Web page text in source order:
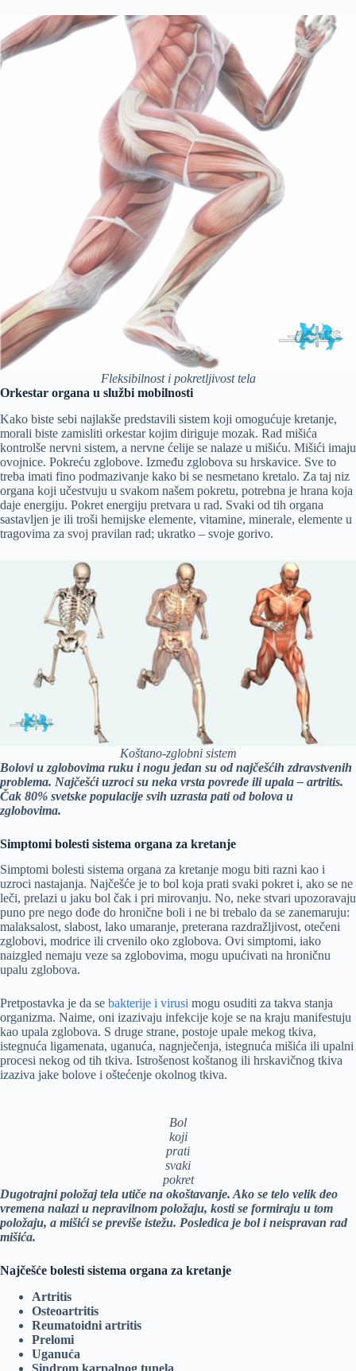
Fleksibilnost i pokretljivost tela
Orkestar organa u službi mobilnosti
Kako biste sebi najlakše predstavili sistem koji omogućuje kretanje,
morali biste zamisliti orkestar kojim diriguje mozak. Rad mišića
kontrolše nervni sistem, a nervne ćelije se nalaze u mišiću. Mišići imaju
ovojnice. Pokreću zglobove. Između zglobova su hrskavice. Sve to
treba imati fino podmazivanje kako bi se nesmetano kretalo. Za taj niz
organa koji učestvuju u svakom našem pokretu, potrebna je hrana koja
daje energiju. Pokret energiju pretvara u rad. Svaki od tih organa
sastavljen je ili troši hemijske elemente, vitamine, minerale, elemente u
tragovima za svoj pravilan rad; ukratko – svoje gorivo.
Koštano-zglobni sistem
Bolovi u zglobovima ruku i nogu jedan su od najčešćih zdravstvenih
problema. Najčešći uzroci su neka vrsta povrede ili upala – artritis.
Čak 80% svetske populacije svih uzrasta pati od bolova u
zglobovima.
Simptomi bolesti sistema organa za kretanje
Simptomi bolesti sistema organa za kretanje mogu biti razni kao i
uzroci nastajanja. Najčešće je to bol koja prati svaki pokret i, ako se ne
leči, prelazi u jaku bol čak i pri mirovanju. No, neke stvari upozoravaju
puno pre nego dođe do hronične boli i ne bi trebalo da se zanemaruju:
malaksalost, slabost, lako umaranje, preterana razdražljivost, otečeni
zglobovi, modrice ili crvenilo oko zglobova. Ovi simptomi, iako
naizgled nemaju veze sa zglobovima, mogu upućivati na hroničnu
upalu zglobova.
Pretpostavka je da se bakterije i virusi mogu osuditi za takva stanja
organizma. Naime, oni izazivaju infekcije koje se na kraju manifestuju
kao upala zglobova. S druge strane, postoje upale mekog tkiva,
istegnuća ligamenata, uganuća, nagnječenja, istegnuća mišića ili upalni
procesi nekog od tih tkiva. Istrošenost koštanog ili hrskavičnog tkiva
izaziva jake bolove i oštećenje okolnog tkiva.
Bol
koji
prati
svaki
pokret
Dugotrajni položaj tela utiče na okoštavanje. Ako se telo velik deo
vremena nalazi u nepravilnom položaju, kosti se formiraju u tom
položaju, a mišići se previše istežu. Posledica je bol i neispravan rad
mišića.
Najčešće bolesti sistema organa za kretanje
Artritis
Osteoartritis
Reumatoidni artritis
Prelomi
Uganuća